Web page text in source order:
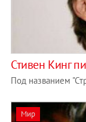
Стивен Кинг
Под названием
Мир